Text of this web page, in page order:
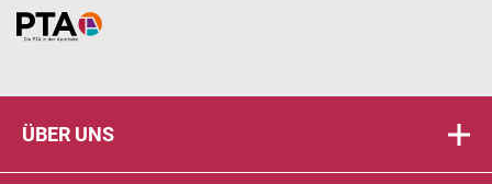
Home
ÜBER UNS